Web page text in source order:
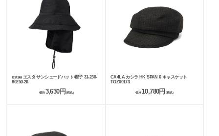
estaa エスタ サンシェードハット 帽子 31-230-
80250-26
価格 3,630円 (税込)
CA4LA カシラ HK SPAN 6 キャスケット
TOZ00173
価格10,780円 (税込)